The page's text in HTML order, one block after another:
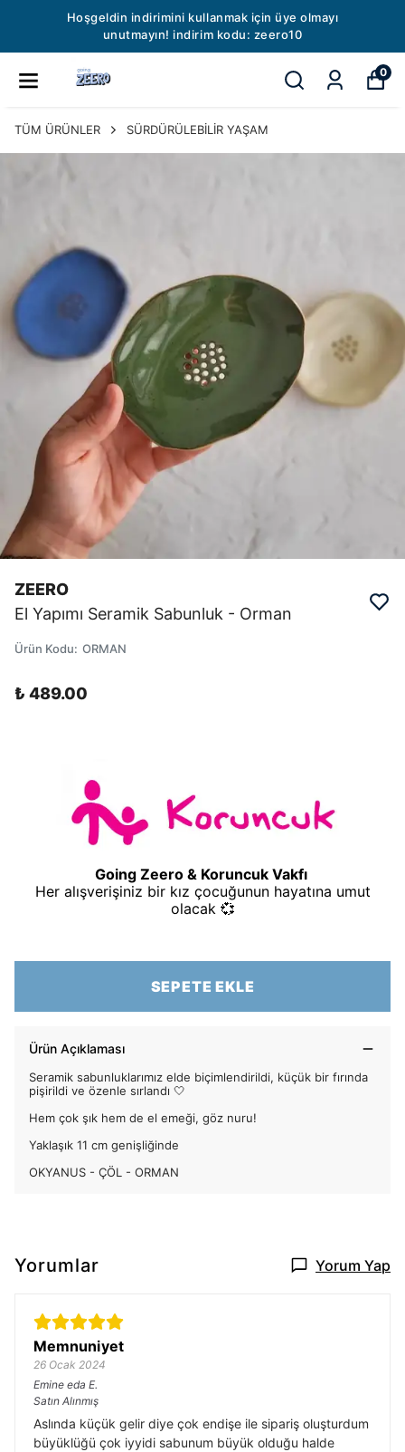
Hoşgeldin indirimini kullanmak için üye olmayı
unutmayın! indirim kodu: zeero10
0
TÜM ÜRÜNLER SÜRDÜRÜLEBİLİR YAŞAM
ZEERO
El Yapımı Seramik Sabunluk - Orman
Ürün Kodu: ORMAN
₺ 489.00
Going Zeero & Koruncuk Vakfı
Her alışverişiniz bir kız çocuğunun hayatına umut
olacak 💞
SEPETE EKLE
Ürün Açıklaması
Seramik sabunluklarımız elde biçimlendirildi, küçük bir fırında
pişirildi ve özenle sırlandı 🤍
Hem çok şık hem de el emeği, göz nuru!
Yaklaşık 11 cm genişliğinde
OKYANUS - ÇÖL - ORMAN
Yorumlar Yorum Yap
Memnuniyet
26 Ocak 2024
Emine eda E.
Satın Alınmış
Aslında küçük gelir diye çok endişe ile sipariş oluşturdum
büyüklüğü çok iyyidi sabunum büyük olduğu halde